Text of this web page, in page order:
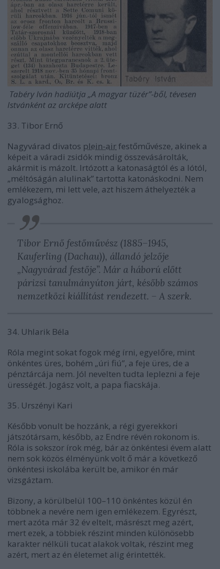
Tabéry Iván hadiútja „A magyar tüzér”-ből, tévesen
Istvánként az arcképe alatt
33. Tibor Ernő
Nagyvárad divatos plein-airfestőművésze, akinek a
képeit a váradi zsidók mindig összevásárolták,
akármit is mázolt. Irtózott a katonaságtól és a lótól,
„méltóságán alulinak” tartotta katonáskodni. Nem
emlékezem, mi lett vele, azt hiszem áthelyezték a
gyalogsághoz.
Tibor Ernő festőművész (1885–1945,
Kauferling (Dachau)), állandó jelzője
„Nagyvárad festője”. Már a háború előtt
párizsi tanulmányúton járt, később számos
nemzetközi kiállítást rendezett. – A szerk.
34. Uhlarik Béla
Róla megint sokat fogok még írni, egyelőre, mint
önkéntes üres, bohém „úri fiú”, a feje üres, de a
pénztárcája nem. Jól nevelten tudta leplezni a feje
ürességét. Jogász volt, a papa fiacskája.
35. Urszényi Kari
Később vonult be hozzánk, a régi gyerekkori
játszótársam, később, az Endre révén rokonom is.
Róla is sokszor írok még, bár az önkéntesi évem alatt
nem sok közös élményünk volt ő már a következő
önkéntesi iskolába került be, amikor én már
vizsgáztam.
Bizony, a körülbelül 100–110 önkéntes közül én
többnek a nevére nem igen emlékezem. Egyrészt,
mert azóta már 32 év eltelt, másrészt meg azért,
mert ezek, a többiek részint minden különösebb
karakter nélküli tucat alakok voltak, részint meg
azért, mert az én életemet alig érintették.